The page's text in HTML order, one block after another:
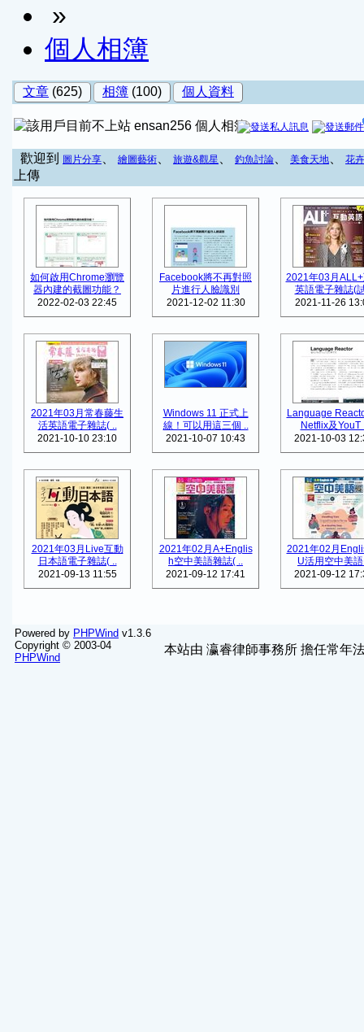
»
個人相簿
文章 (625) 相簿 (100) 個人資料
ensan256 個人相簿
歡迎到 圖片分享 繪圖藝術 旅遊&觀星 釣魚討論 美食天地 花
上傳
如何啟用Chrome瀏覽
器內建的截圖功能？
2022-02-03 22:45
Facebook將不再對照
片進行人臉識別
2021-12-02 11:30
2021年03月
英語電子雜誌(
2021-11-26
2021年03月常春藤生
活英語電子雜誌( ..
2021-10-10 23:10
Windows 11 正式上
線！可以用這三個 ..
2021-10-07 10:43
Language
Netflix及YouT
2021-10-03
2021年03月Live互動
日本語電子雜誌( ..
2021-09-13 11:55
2021年02月A+Englis
h空中美語雜誌( ..
2021-09-12 17:41
2021年02月
U活用空中美
2021-09-12
Powered by PHPWind v1.3.6
Copyright © 2003-04
PHPWind
本站由 瀛睿律師事務所 擔任常年